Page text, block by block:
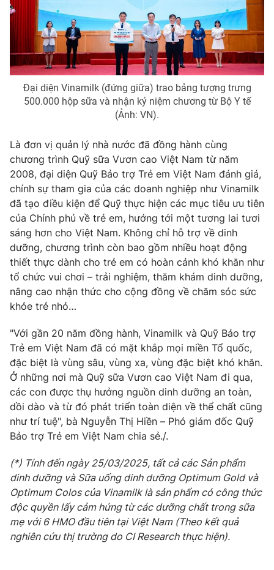
Đại diện Vinamilk (đứng giữa) trao bảng tượng trưng
500.000 hộp sữa và nhận kỷ niệm chương từ Bộ Y tế
(Ảnh: VN).
Là đơn vị quản lý nhà nước đã đồng hành cùng
chương trình Quỹ sữa Vươn cao Việt Nam từ năm
2008, đại diện Quỹ Bảo trợ Trẻ em Việt Nam đánh giá,
chính sự tham gia của các doanh nghiệp như Vinamilk
đã tạo điều kiện để Quỹ thực hiện các mục tiêu ưu tiên
của Chính phủ về trẻ em, hướng tới một tương lai tươi
sáng hơn cho Việt Nam. Không chỉ hỗ trợ về dinh
dưỡng, chương trình còn bao gồm nhiều hoạt động
thiết thực dành cho trẻ em có hoàn cảnh khó khăn như
tổ chức vui chơi – trải nghiệm, thăm khám dinh dưỡng,
nâng cao nhận thức cho cộng đồng về chăm sóc sức
khỏe trẻ nhỏ…
"Với gần 20 năm đồng hành, Vinamilk và Quỹ Bảo trợ
Trẻ em Việt Nam đã có mặt khắp mọi miền Tổ quốc,
đặc biệt là vùng sâu, vùng xa, vùng đặc biệt khó khăn.
Ở những nơi mà Quỹ sữa Vươn cao Việt Nam đi qua,
các con được thụ hưởng nguồn dinh dưỡng an toàn,
dồi dào và từ đó phát triển toàn diện về thể chất cũng
như trí tuệ", bà Nguyễn Thị Hiền – Phó giám đốc Quỹ
Bảo trợ Trẻ em Việt Nam chia sẻ./.
(*) Tính đến ngày 25/03/2025, tất cả các Sản phẩm
dinh dưỡng và Sữa uống dinh dưỡng Optimum Gold và
Optimum Colos của Vinamilk là sản phẩm có công thức
độc quyền lấy cảm hứng từ các dưỡng chất trong sữa
mẹ với 6 HMO đầu tiên tại Việt Nam (Theo kết quả
nghiên cứu thị trường do CI Research thực hiện).